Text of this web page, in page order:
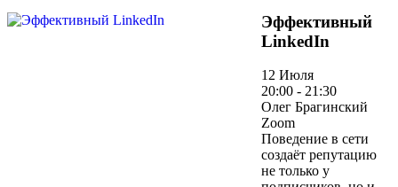
Эффективный
LinkedIn
12 Июля
20:00 - 21:30
Олег Брагинский
Zoom
Поведение в сети
создаёт репутацию
не только у